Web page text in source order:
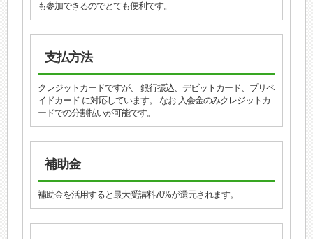
も参加できるのでとても便利です。
支払方法
クレジットカードですが、 銀行振込、デビットカード、プリペ
イドカード に対応しています。 なお 入会金のみクレジットカ
ードでの分割払いが可能です。
補助金
補助金を活用すると最大受講料70%が還元されます。